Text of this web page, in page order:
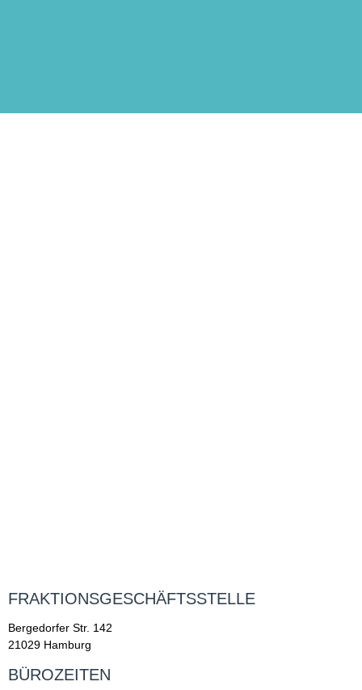
FRAKTIONSGESCHÄFTSSTELLE
Bergedorfer Str. 142
21029 Hamburg
BÜROZEITEN